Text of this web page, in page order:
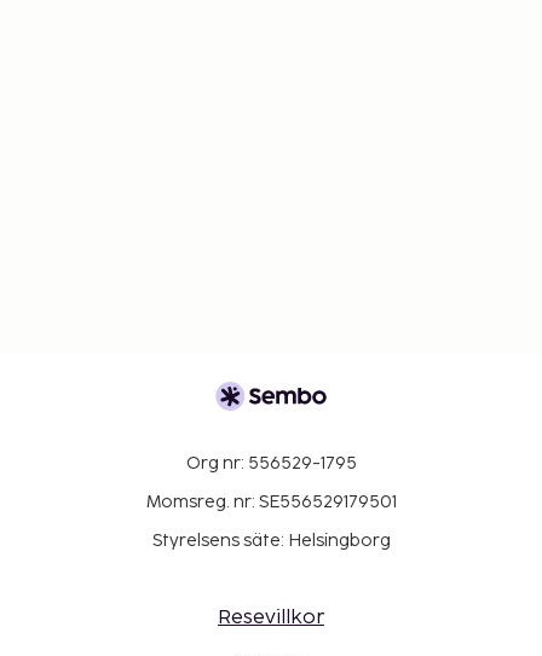
Org nr: 556529-1795
Momsreg. nr: SE556529179501
Styrelsens säte: Helsingborg
Resevillkor